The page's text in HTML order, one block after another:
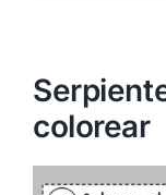
colorear